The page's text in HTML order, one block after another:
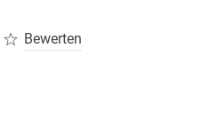
Bewerten